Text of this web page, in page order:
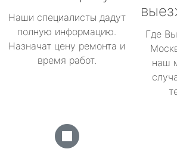
Наши специалисты дадут
полную информацию.
Назначат цену ремонта и
время работ.
Где
наш